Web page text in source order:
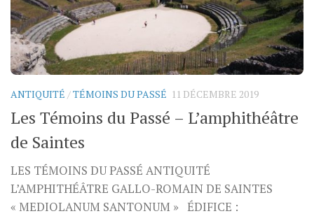
ANTIQUITÉ /TÉMOINS DU PASSÉ 11 DÉCEMBRE 2019
Les Témoins du Passé – L’amphithéâtre
de Saintes
LES TÉMOINS DU PASSÉ ANTIQUITÉ
L’AMPHITHÉÂTRE GALLO-ROMAIN DE SAINTES
« MEDIOLANUM SANTONUM » ÉDIFICE :